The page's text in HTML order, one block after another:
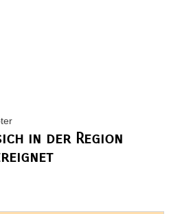
in der Region